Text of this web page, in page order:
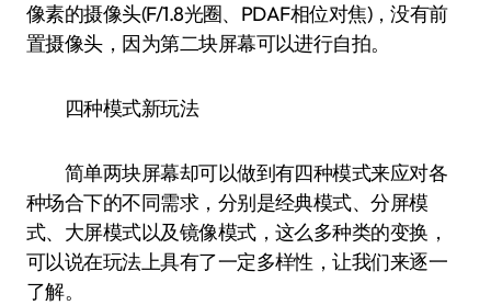
像素的摄像头(F/1.8光圈、PDAF相位对焦)，没有前
置摄像头，因为第二块屏幕可以进行自拍。
四种模式新玩法
简单两块屏幕却可以做到有四种模式来应对各
种场合下的不同需求，分别是经典模式、分屏模
式、大屏模式以及镜像模式，这么多种类的变换，
可以说在玩法上具有了一定多样性，让我们来逐一
了解。